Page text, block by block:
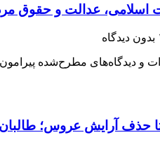
عدالت و حقوق
بدون دیدگاه
و دیدگاه‌های مطرح‌شده پیرامون
حذف آرایش عروس؛